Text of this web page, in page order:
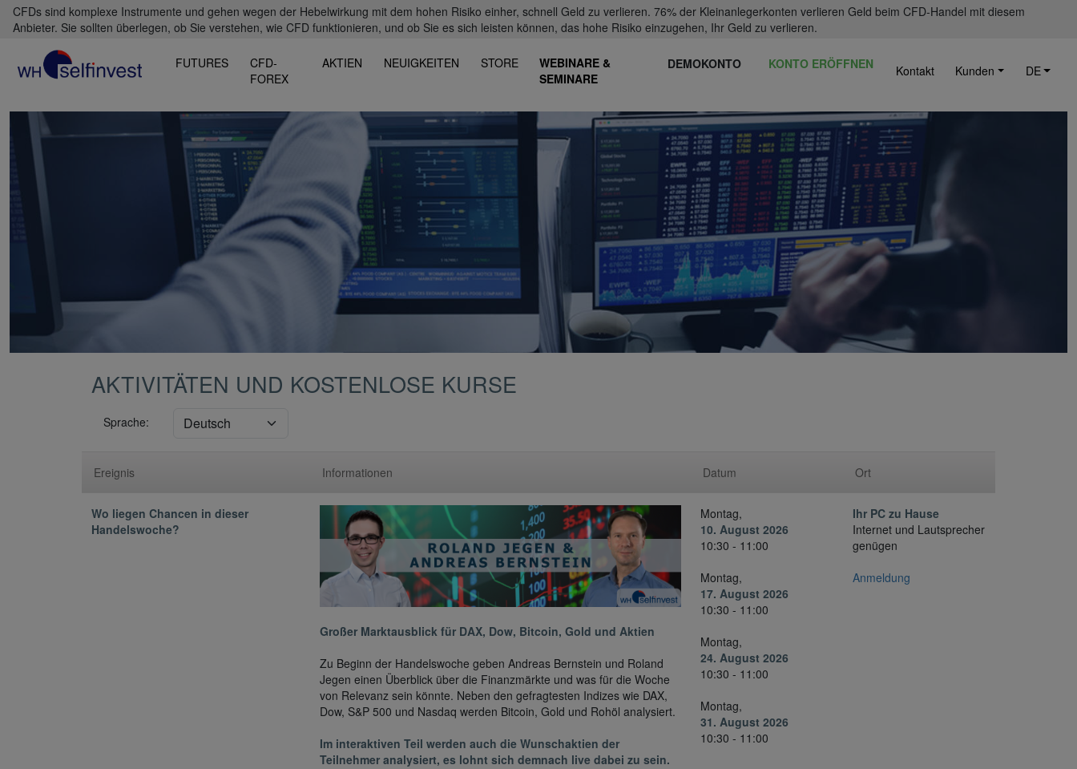
CFDs sind komplexe Instrumente und gehen wegen der Hebelwirkung mit dem hohen Risiko einher, schnell Geld zu verlieren. 76% der Kleinanlegerkonten verlieren Geld beim CFD-Handel mit diesem
Anbieter. Sie sollten überlegen, ob Sie verstehen, wie CFD funktionieren, und ob Sie es sich leisten können, das hohe Risiko einzugehen, Ihr Geld zu verlieren.
FUTURES
CFD-
FOREX
AKTIEN NEUIGKEITEN STORE
WEBINARE &
SEMINARE
DEMOKONTO KONTO ERÖFFNEN Kontakt Kunden DE
AKTIVITÄTEN UND KOSTENLOSE KURSE
Sprache:
Ereignis Informationen Datum Ort
Wo liegen Chancen in dieser
Handelswoche?
Großer Marktausblick für DAX, Dow, Bitcoin, Gold und Aktien
Zu Beginn der Handelswoche geben Andreas Bernstein und Roland
Jegen einen Überblick über die Finanzmärkte und was für die Woche
von Relevanz sein könnte. Neben den gefragtesten Indizes wie DAX,
Dow, S&P 500 und Nasdaq werden Bitcoin, Gold und Rohöl analysiert.
Im interaktiven Teil werden auch die Wunschaktien der
Teilnehmer analysiert, es lohnt sich demnach live dabei zu sein.
Montag,
10. August 2026
10:30 - 11:00
Montag,
17. August 2026
10:30 - 11:00
Montag,
24. August 2026
10:30 - 11:00
Montag,
31. August 2026
10:30 - 11:00
Ihr PC zu Hause
Internet und Lautsprecher
genügen
Anmeldung